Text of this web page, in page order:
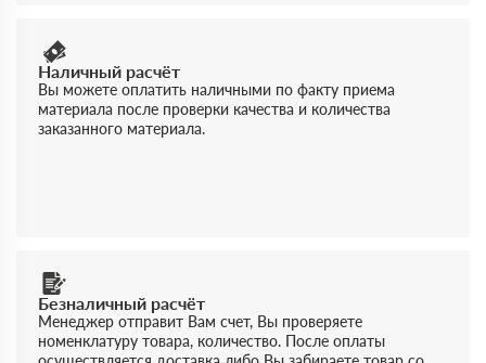
Наличный расчёт
Вы можете оплатить наличными по факту приема
материала после проверки качества и количества
заказанного материала.
Безналичный расчёт
Менеджер отправит Вам счет, Вы проверяете
номенклатуру товара, количество. После оплаты